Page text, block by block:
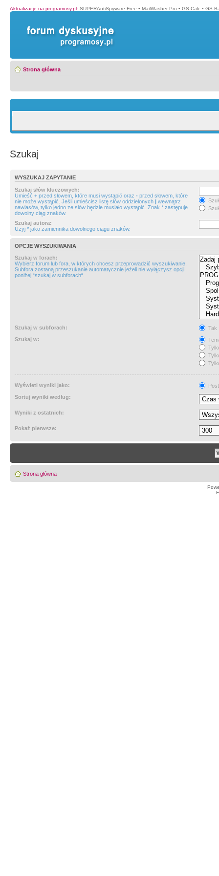
Aktualizacje na programosy.pl: SUPERAntiSpyware Free • MailWasher Pro • GS-Calc • GS-
Strona główna
Szukaj
WYSZUKAJ ZAPYTANIE
Szukaj słów kluczowych:
Umieść + przed słowem, które musi wystąpić oraz - przed słowem, które
nie może wystąpić. Jeśli umieścisz listę słów oddzielonych | wewnątrz
nawiasów, tylko jedno ze słów będzie musiało wystąpić. Znak * zastępuje
dowolny ciąg znaków.
Szukaj autora:
Użyj * jako zamiennika dowolnego ciągu znaków.
OPCJE WYSZUKIWANIA
Szukaj w forach:
Wybierz forum lub fora, w których chcesz przeprowadzić wyszukiwanie.
Subfora zostaną przeszukanie automatycznie jeżeli nie wyłączysz opcji
poniżej “szukaj w subforach“.
Szukaj w subforach:
Tak
Szukaj w:
Wyświetl wyniki jako:
Sortuj wyniki według:
Wyniki z ostatnich:
Pokaż pierwsze:
Strona główna